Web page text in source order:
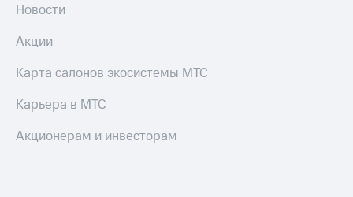
Новости
Акции
Карта салонов экосистемы МТС
Карьера в МТС
Акционерам и инвесторам